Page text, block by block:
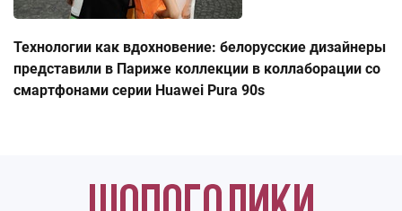
Технологии как вдохновение: белорусские дизайнеры
представили в Париже коллекции в коллаборации со
смартфонами серии Huawei Pura 90s